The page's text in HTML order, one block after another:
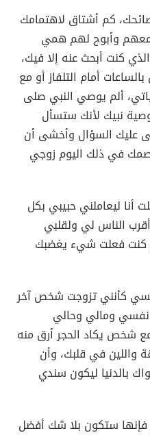
كم أشتاق لاهتمامك
معهم وأبوح لهم همي
كنت أبحث عنه إلا فيك،
أمام التلفاز أو مع
ألم يوصي النبي صلى
نبيك لأنك ستسأل
عليك السؤال وأخشى أن
في ذلك اليوم زوجي
أنا ليعاملني حبيبي بكل
الناس لي ولقلبي
كنت فعلت شيء يغضبك
كأنني تزوجت شخص آخر
نفسي ومالي وحالي
شخص يكاد الحجر أرق منه
واللين في قلبك، وأن
بالدنيا ليكون سندي
ستكون بلا شك أفضل